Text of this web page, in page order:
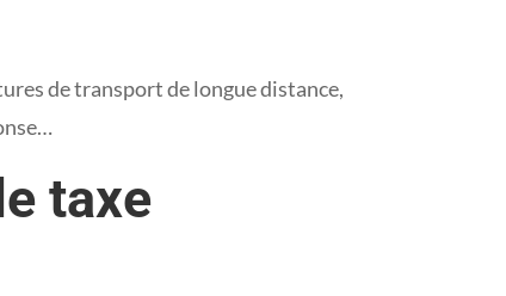
de transport de longue distance,
taxe